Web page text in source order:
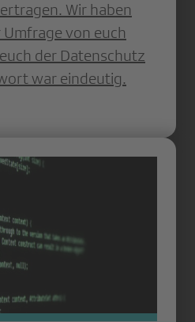
Wir haben
von euch
der Datenschutz
war eindeutig.